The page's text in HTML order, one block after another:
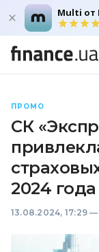
Multi от
ПРОМО
СК
2024 года
13.08.2024, 17:29 —